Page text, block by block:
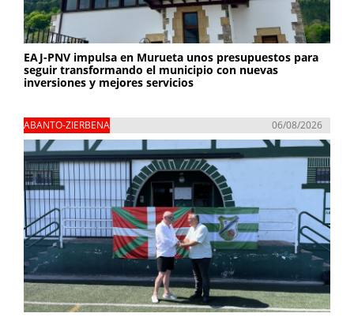
EAJ-PNV impulsa en Murueta unos presupuestos para
seguir transformando el municipio con nuevas
inversiones y mejores servicios
ABANTO-ZIERBENA 06/08/2026